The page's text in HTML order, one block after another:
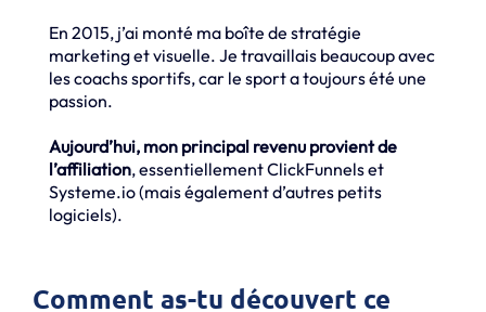
En 2015, j’ai monté ma boîte de stratégie
marketing et visuelle. Je travaillais beaucoup avec
les coachs sportifs, car le sport a toujours été une
passion.
Aujourd’hui, mon principal revenu provient de
l’affiliation, essentiellement ClickFunnels et
Systeme.io (mais également d’autres petits
logiciels).
Comment as-tu découvert ce